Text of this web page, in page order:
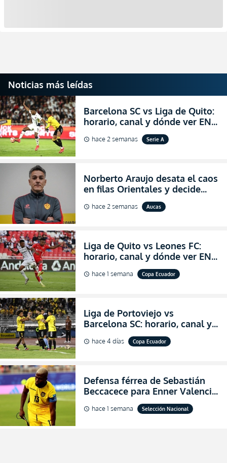
Noticias más leídas
Barcelona SC vs Liga de Quito:
horario, canal y dónde ver EN
VIVO la Fecha 22 de la LigaPro
2026
schedule hace 2 semanas Serie A
Norberto Araujo desata el caos
en filas Orientales y decide
abandonar la dirección técnica
de Aucas
schedule hace 2 semanas Aucas
Liga de Quito vs Leones FC:
horario, canal y dónde ver EN
VIVO los octavos de final de la
Copa Ecuador 2026
schedule hace 1 semana Copa Ecuador
Liga de Portoviejo vs
Barcelona SC: horario, canal y
dónde ver EN VIVO los octavos
de final de la Copa Ecuador
schedule hace 4 días Copa Ecuador
Defensa férrea de Sebastián
Beccacece para Enner Valencia
al indicar que era el hombre
indicado para Ecuador
schedule hace 1 semana Selección Nacional